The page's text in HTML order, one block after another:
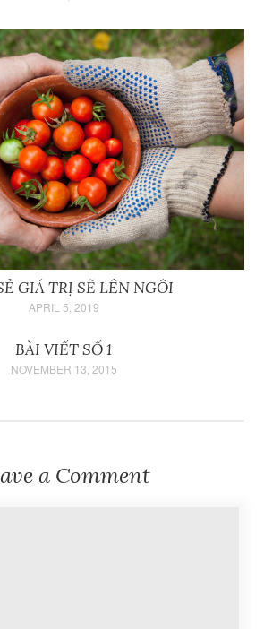
GIÁ TRỊ SẼ LÊN NGÔI
APRIL 5, 2019
BÀI VIẾT SỐ 1
NOVEMBER 13, 2015
a Comment